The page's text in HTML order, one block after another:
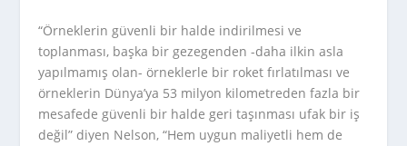
“Örneklerin güvenli bir halde indirilmesi ve
toplanması, başka bir gezegenden -daha ilkin asla
yapılmamış olan- örneklerle bir roket fırlatılması ve
örneklerin Dünya’ya 53 milyon kilometreden fazla bir
mesafede güvenli bir halde geri taşınması ufak bir iş
değil” diyen Nelson, “Hem uygun maliyetli hem de